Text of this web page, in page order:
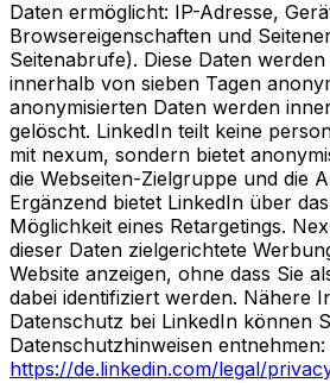
Daten ermöglicht: IP-Adresse,
Browsereigenschaften und
Seitenabrufe). Diese Daten
innerhalb von sieben Tagen
anonymisierten Daten werden
gelöscht. LinkedIn teilt keine
mit nexum, sondern bietet
die Webseiten-Zielgruppe und die
Ergänzend bietet LinkedIn über
Möglichkeit eines Retargetings.
dieser Daten zielgerichtete
Website anzeigen, ohne dass Sie
dabei identifiziert werden. Nähere
Datenschutz bei LinkedIn können
Datenschutzhinweisen entnehmen:
https://de.linkedin.com/legal/